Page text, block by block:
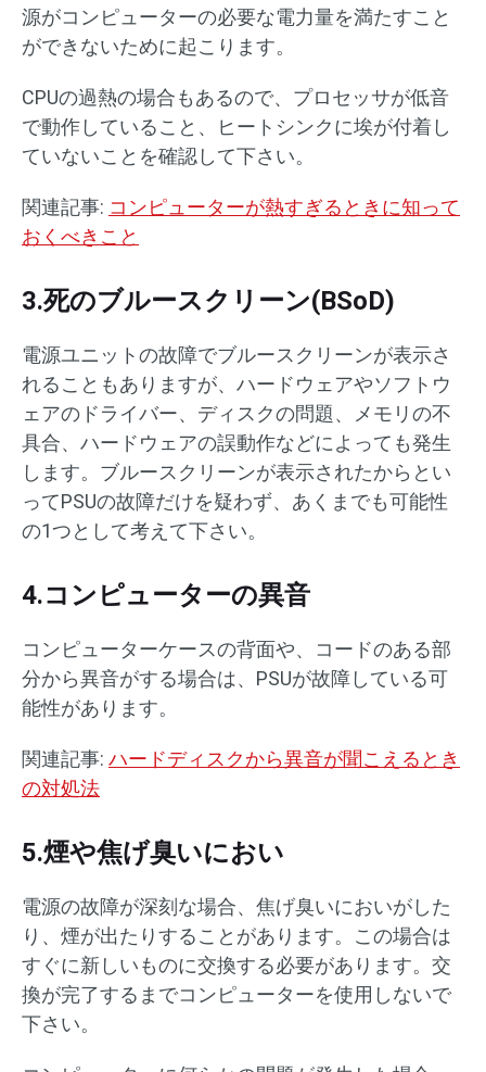
源がコンピューターの必要な電力量を満たすこと
ができないために起こります。
CPUの過熱の場合もあるので、プロセッサが低音
で動作していること、ヒートシンクに埃が付着し
ていないことを確認して下さい。
関連記事: コンピューターが熱すぎるときに知って
おくべきこと
3.死のブルースクリーン(BSoD)
電源ユニットの故障でブルースクリーンが表示さ
れることもありますが、ハードウェアやソフトウ
ェアのドライバー、ディスクの問題、メモリの不
具合、ハードウェアの誤動作などによっても発生
します。ブルースクリーンが表示されたからとい
ってPSUの故障だけを疑わず、あくまでも可能性
の1つとして考えて下さい。
4.コンピューターの異音
コンピューターケースの背面や、コードのある部
分から異音がする場合は、PSUが故障している可
能性があります。
関連記事: ハードディスクから異音が聞こえるとき
の対処法
5.煙や焦げ臭いにおい
電源の故障が深刻な場合、焦げ臭いにおいがした
り、煙が出たりすることがあります。この場合は
すぐに新しいものに交換する必要があります。交
換が完了するまでコンピューターを使用しないで
下さい。